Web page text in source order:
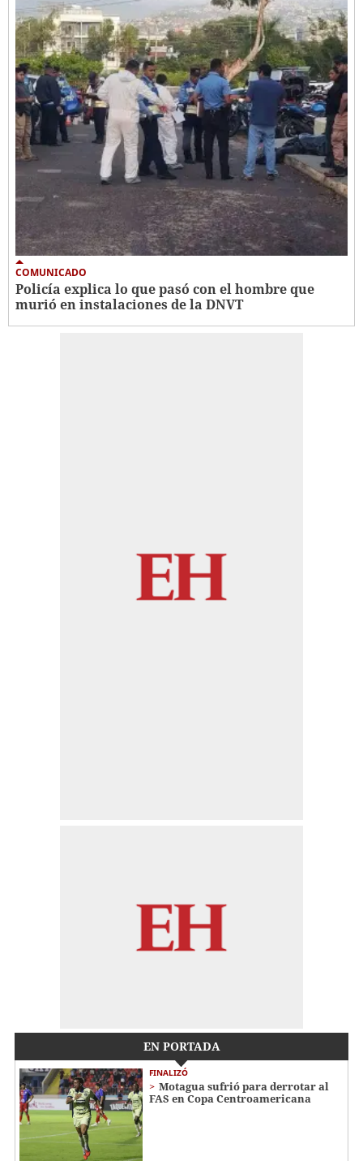
COMUNICADO
Policía explica lo que pasó con el hombre que
murió en instalaciones de la DNVT
EN PORTADA
FINALIZÓ
Motagua sufrió para derrotar al
FAS en Copa Centroamericana